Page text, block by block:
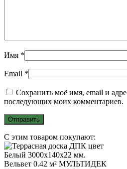
Имя *
Email *
Сохранить моё имя, email и
последующих моих комментариев.
С этим товаром покупают: